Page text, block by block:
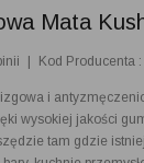
Mata
Kod Producenta
i
wysokiej jakości
tam gdzie